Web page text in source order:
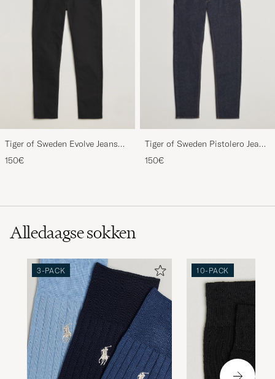
Tiger of Sweden Evolve Jeans
Forever Black
150€
Tiger of Sweden Pistolero Jeans
Ripen Blue
150€
Alledaagse sokken
3-PACK 10-PACK